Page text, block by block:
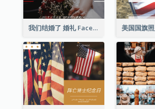
我们结婚了 婚礼 Facebook 帖子